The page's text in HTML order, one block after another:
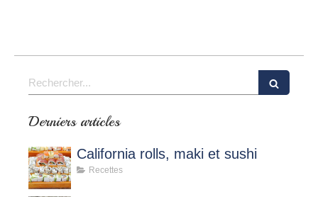
Rechercher
Derniers articles
California rolls, maki et sushi
Recettes